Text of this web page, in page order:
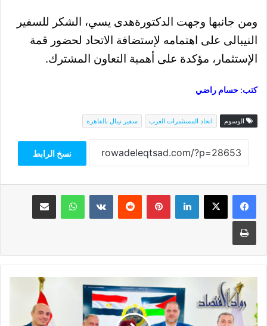
ومن جانبها وجهت الدكتورةهدى يسي، الشكر للسفير
النيبالى على اهتمامه لإستضافة الاتحاد لحضور قمة
الإستثمار، مؤكدة على أهمية التعاون المشترك.
كتب: حسام راضي
الوسوم اتحاد المستثمرات العرب سفير نيبال بالقاهرة
نسخ الرابط
فيسبوك‫X لينكدإن بينتيريست واتساب مشاركة عبر البريد
طباعة
المستثمرات
العرب
يستضيف
وفد